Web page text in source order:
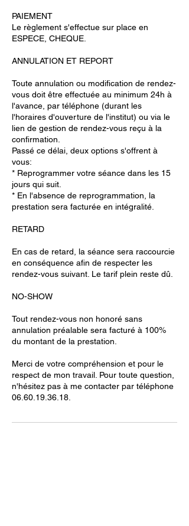
PAIEMENT
Le règlement s'effectue sur place en
ESPECE, CHEQUE.
ANNULATION ET REPORT
Toute annulation ou modification de rendez-
vous doit être effectuée au minimum 24h à
l'avance, par téléphone (durant les
l'horaires d'ouverture de l'institut) ou via le
lien de gestion de rendez-vous reçu à la
confirmation.
Passé ce délai, deux options s'offrent à
vous:
* Reprogrammer votre séance dans les 15
jours qui suit.
* En l'absence de reprogrammation, la
prestation sera facturée en intégralité.
RETARD
En cas de retard, la séance sera raccourcie
en conséquence afin de respecter les
rendez-vous suivant. Le tarif plein reste dû.
NO-SHOW
Tout rendez-vous non honoré sans
annulation préalable sera facturé à 100%
du montant de la prestation.
Merci de votre compréhension et pour le
respect de mon travail. Pour toute question,
n'hésitez pas à me contacter par téléphone